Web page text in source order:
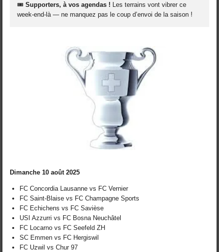
🎟️ Supporters, à vos agendas ! Les terrains vont vibrer ce
week-end-là — ne manquez pas le coup d’envoi de la saison !
Dimanche 10 août 2025
FC Concordia Lausanne vs FC Vernier
FC Saint-Blaise vs FC Champagne Sports
FC Echichens vs FC Savièse
USI Azzurri vs FC Bosna Neuchâtel
FC Locarno vs FC Seefeld ZH
SC Emmen vs FC Hergiswil
FC Uzwil vs Chur 97